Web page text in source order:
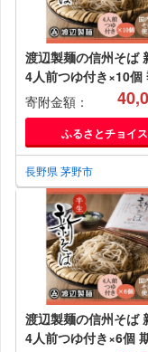
渡辺製麺の信州そば
4人前つゆ付き×10個
定 国産そば粉使用
岳よりお届け【
寄附金額：
ふるさとチョイス
長野県 茅野市
渡辺製麺の信州そば
4人前つゆ付き×6個